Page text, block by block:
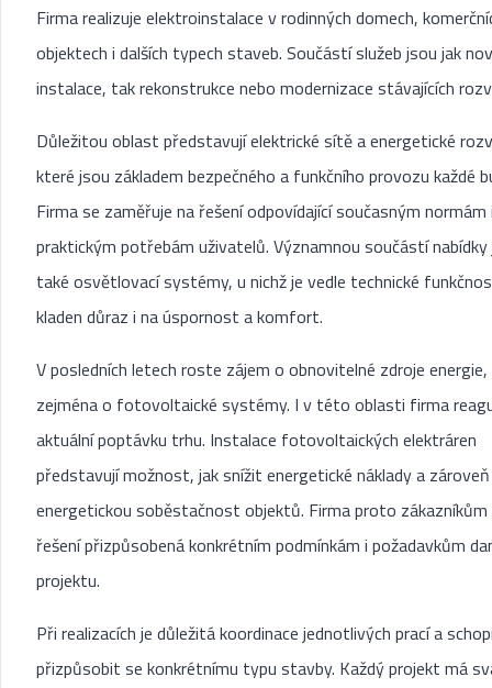
Firma realizuje elektroinstalace v rodinných domech,
objektech i dalších typech staveb. Součástí služeb jsou jak
instalace, tak rekonstrukce nebo modernizace stávajících
Důležitou oblast představují elektrické sítě a energetické
které jsou základem bezpečného a funkčního provozu každé
Firma se zaměřuje na řešení odpovídající současným normám
praktickým potřebám uživatelů. Významnou součástí
také osvětlovací systémy, u nichž je vedle technické
kladen důraz i na úspornost a komfort.
V posledních letech roste zájem o obnovitelné zdroje energie,
zejména o fotovoltaické systémy. I v této oblasti firma
aktuální poptávku trhu. Instalace fotovoltaických elektráren
představují možnost, jak snížit energetické náklady a
energetickou soběstačnost objektů. Firma proto zákazníkům
řešení přizpůsobená konkrétním podmínkám i požadavkům
projektu.
Při realizacích je důležitá koordinace jednotlivých prací a
přizpůsobit se konkrétnímu typu stavby. Každý projekt má